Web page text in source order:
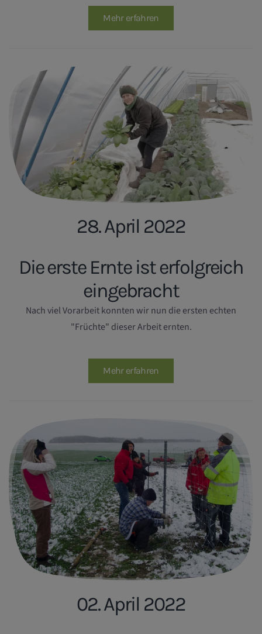
Mehr erfahren
28. April 2022
Die erste Ernte ist erfolgreich
eingebracht
Nach viel Vorarbeit konnten wir nun die ersten echten
"Früchte" dieser Arbeit ernten.
Mehr erfahren
02. April 2022